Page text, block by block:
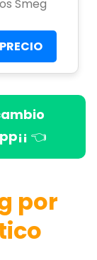
Smeg
👈
por